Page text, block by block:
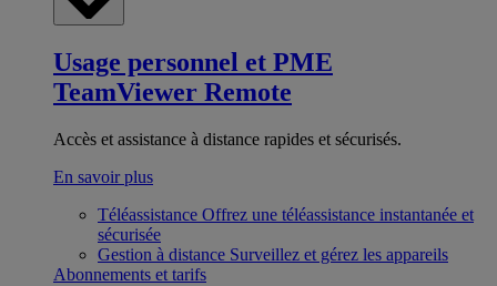
Usage personnel et PME
TeamViewer Remote
Accès et assistance à distance rapides et sécurisés.
En savoir plus
Téléassistance Offrez une téléassistance instantanée et
sécurisée
Gestion à distance Surveillez et gérez les appareils
Abonnements et tarifs